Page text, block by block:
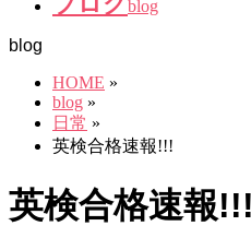
blog
blog
HOME »
blog »
日常 »
英検合格速報!!!
英検合格速報!!!